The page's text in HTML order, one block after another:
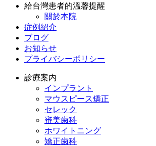
給台灣患者的溫馨提醒
關於本院
症例紹介
ブログ
お知らせ
プライバシーポリシー
診療案内
インプラント
マウスピース矯正
セレック
審美歯科
ホワイトニング
矯正歯科